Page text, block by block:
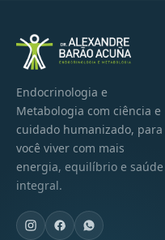
Endocrinologia e
Metabologia com ciência e
cuidado humanizado, para
você viver com mais
energia, equilíbrio e saúde
integral.